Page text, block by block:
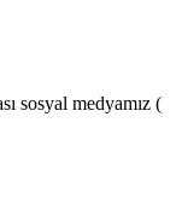
sosyal medyamız (